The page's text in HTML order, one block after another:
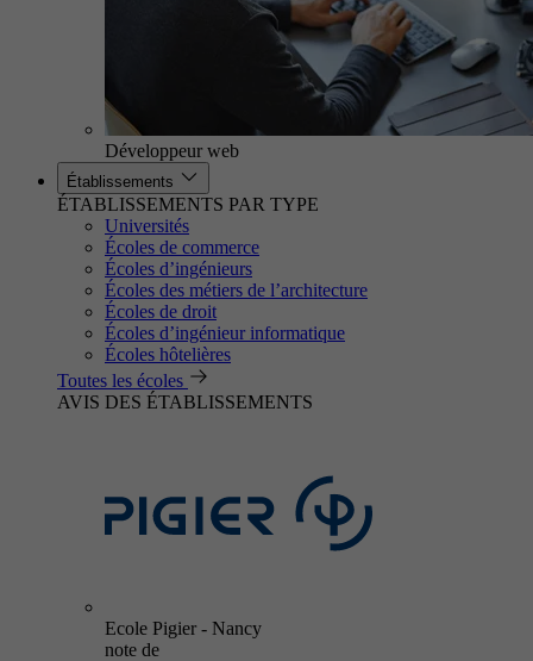
Développeur web
Établissements
ÉTABLISSEMENTS PAR TYPE
Universités
Écoles de commerce
Écoles d’ingénieurs
Écoles des métiers de l’architecture
Écoles de droit
Écoles d’ingénieur informatique
Écoles hôtelières
Toutes les écoles
AVIS DES ÉTABLISSEMENTS
Ecole Pigier - Nancy
note de